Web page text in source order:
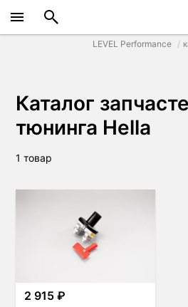
LEVEL Performance
Каталог
тюнинга Hella
1 товар
2 915 ₽